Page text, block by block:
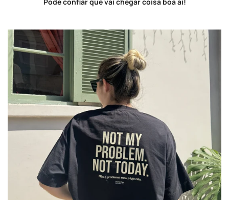
Confirm your age
Are you 18 years old or older?
NO, I'M NOT YES, I AM